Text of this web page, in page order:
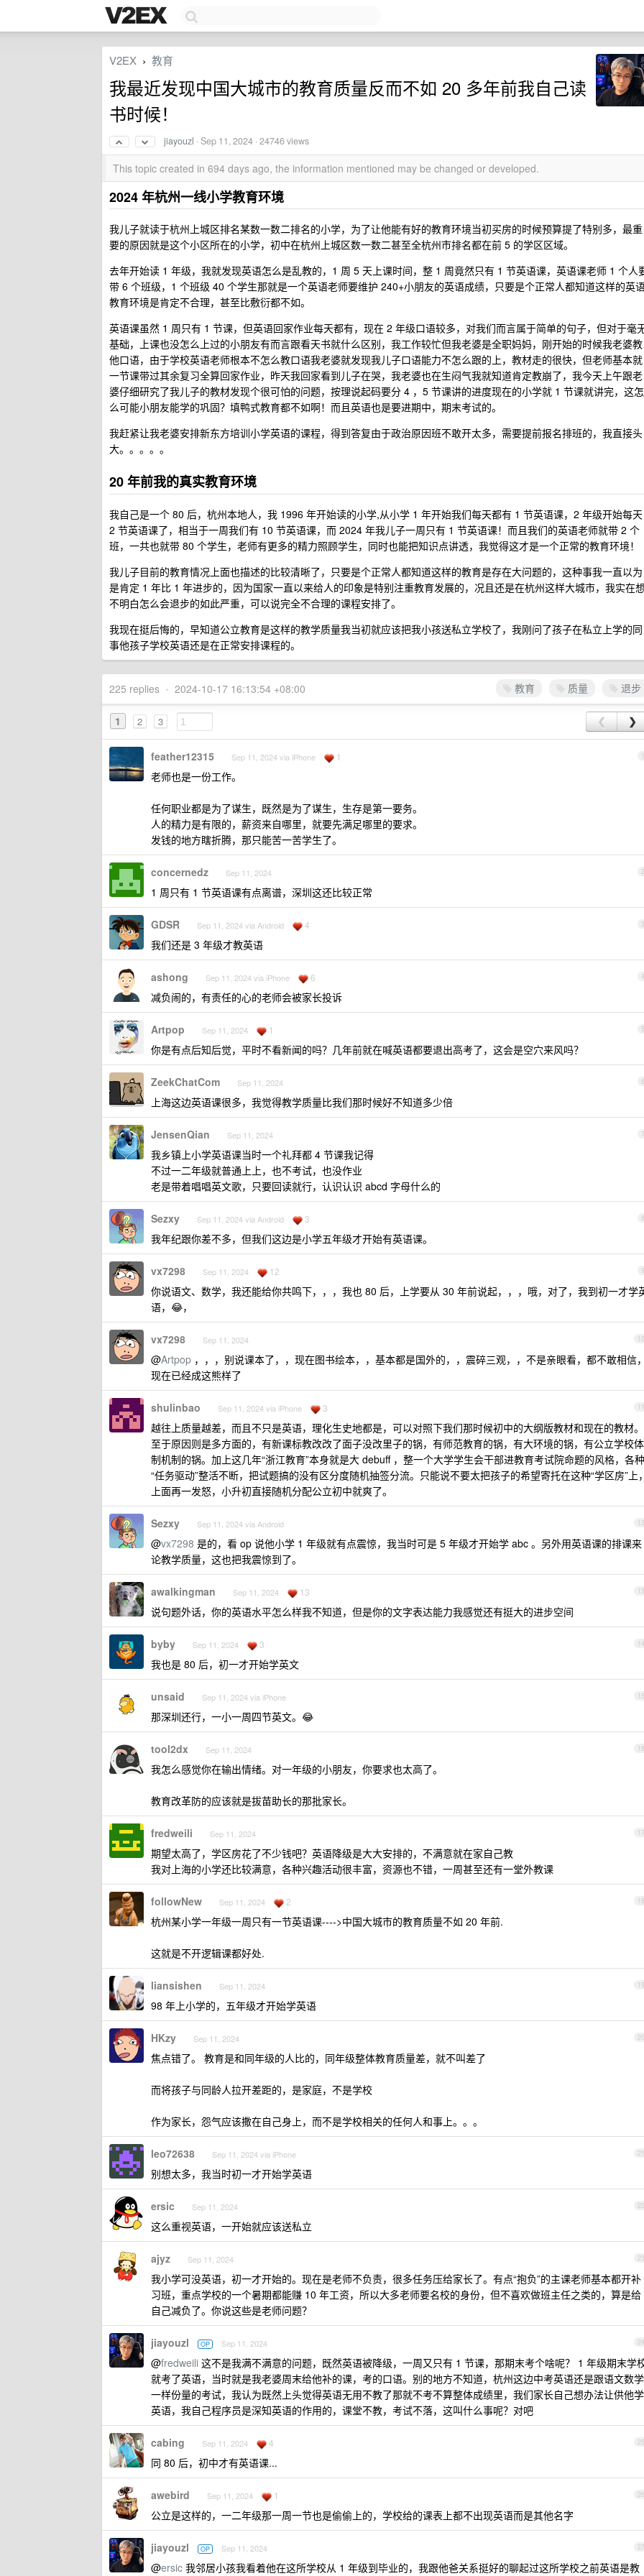
V2EX › 教育
我最近发现中国大城市的教育质量反而不如 20 多年前我自己读
书时候！
jiayouzl ·Sep 11, 2024 · 24746 views
This topic created in 694 days ago, the information mentioned may be changed or developed.
2024 年杭州一线小学教育环境
我儿子就读于杭州上城区排名某数一数二排名的小学，为了让他能有好的教育环境当初买房的时候预算提了特别多，最重
要的原因就是这个小区所在的小学，初中在杭州上城区数一数二甚至全杭州市排名都在前 5 的学区区域。
去年开始读 1 年级，我就发现英语怎么是乱教的，1 周 5 天上课时间，整 1 周竟然只有 1 节英语课，英语课老师 1 个人
带 6 个班级，1 个班级 40 个学生那就是一个英语老师要维护 240+小朋友的英语成绩，只要是个正常人都知道这样的英
教育环境是肯定不合理，甚至比敷衍都不如。
英语课虽然 1 周只有 1 节课，但英语回家作业每天都有，现在 2 年级口语较多，对我们而言属于简单的句子，但对于毫
基础，上课也没怎么上过的小朋友有而言跟看天书就什么区别，我工作较忙但我老婆是全职妈妈，刚开始的时候我老婆教
他口语，由于学校英语老师根本不怎么教口语我老婆就发现我儿子口语能力不怎么跟的上，教材走的很快，但老师基本就
一节课带过其余复习全算回家作业，昨天我回家看到儿子在哭，我老婆也在生闷气我就知道肯定教崩了，我今天上午跟老
婆仔细研究了我儿子的教材发现个很可怕的问题，按理说起码要分 4 ，5 节课讲的进度现在的小学就 1 节课就讲完，这怎
么可能小朋友能学的巩固？填鸭式教育都不如啊！而且英语也是要进期中，期末考试的。
我赶紧让我老婆安排新东方培训小学英语的课程，得到答复由于政治原因班不敢开太多，需要提前报名排班的，我直接头
大。。。。。
20 年前我的真实教育环境
我自己是一个 80 后，杭州本地人，我 1996 年开始读的小学,从小学 1 年开始我们每天都有 1 节英语课，2 年级开始每天
2 节英语课了，相当于一周我们有 10 节英语课，而 2024 年我儿子一周只有 1 节英语课！而且我们的英语老师就带 2 个
班，一共也就带 80 个学生，老师有更多的精力照顾学生，同时也能把知识点讲透，我觉得这才是一个正常的教育环境！
我儿子目前的教育情况上面也描述的比较清晰了，只要是个正常人都知道这样的教育是存在大问题的，这种事我一直以为
是肯定 1 年比 1 年进步的，因为国家一直以来给人的印象是特别注重教育发展的，况且还是在杭州这样大城市，我实在想
不明白怎么会退步的如此严重，可以说完全不合理的课程安排了。
我现在挺后悔的，早知道公立教育是这样的教学质量我当初就应该把我小孩送私立学校了，我刚问了孩子在私立上学的同
事他孩子学校英语还是在正常安排课程的。
教育 质量 退步
225 replies • 2024-10-17 16:13:54 +08:00
1 2 3 ❮ ❯
1
feather12315 Sep 11, 2024 via iPhone 1
老师也是一份工作。
任何职业都是为了谋生，既然是为了谋生，生存是第一要务。
人的精力是有限的，薪资来自哪里，就要先满足哪里的要求。
发钱的地方瞎折腾，那只能苦一苦学生了。
2
concernedz Sep 11, 2024
1 周只有 1 节英语课有点离谱，深圳这还比较正常
3
GDSR Sep 11, 2024 via Android 4
我们还是 3 年级才教英语
4
ashong Sep 11, 2024 via iPhone 6
减负闹的，有责任的心的老师会被家长投诉
5
Artpop Sep 11, 2024 1
你是有点后知后觉，平时不看新闻的吗？几年前就在喊英语都要退出高考了，这会是空穴来风吗？
6
ZeekChatCom Sep 11, 2024
上海这边英语课很多，我觉得教学质量比我们那时候好不知道多少倍
7
JensenQian Sep 11, 2024
我乡镇上小学英语课当时一个礼拜都 4 节课我记得
不过一二年级就普通上上，也不考试，也没作业
老是带着唱唱英文歌，只要回读就行，认识认识 abcd 字母什么的
8
Sezxy Sep 11, 2024 via Android 3
我年纪跟你差不多，但我们这边是小学五年级才开始有英语课。
9
vx7298 Sep 11, 2024 12
你说语文、数学，我还能给你共鸣下，，，我也 80 后，上学要从 30 年前说起，，，哦，对了，我到初一才学
语，😂，
10
vx7298 Sep 11, 2024
@Artpop ，，，别说课本了，，现在图书绘本，，基本都是国外的，，震碎三观，，不是亲眼看，都不敢相信，
现在已经成这熊样了
11
shulinbao Sep 11, 2024 via iPhone 3
越往上质量越差，而且不只是英语，理化生史地都是，可以对照下我们那时候初中的大纲版教材和现在的教材。
至于原因则是多方面的，有新课标教改改了面子没改里子的锅，有师范教育的锅，有大环境的锅，有公立学校体
制机制的锅。加上这几年“浙江教育”本身就是大 debuff ，整一个大学学生会干部进教育考试院命题的风格，各种
“任务驱动”整活不断，把试题搞的没有区分度随机抽签分流。只能说不要太把孩子的希望寄托在这种“学区房”上，
上面再一发怒，小升初直接随机分配公立初中就爽了。
12
Sezxy Sep 11, 2024 via Android
@vx7298 是的，看 op 说他小学 1 年级就有点震惊，我当时可是 5 年级才开始学 abc 。另外用英语课的排课来
论教学质量，这也把我震惊到了。
13
awalkingman Sep 11, 2024 13
说句题外话，你的英语水平怎么样我不知道，但是你的文字表达能力我感觉还有挺大的进步空间
14
byby Sep 11, 2024 3
我也是 80 后，初一才开始学英文
15
unsaid Sep 11, 2024 via iPhone
那深圳还行，一小一周四节英文。😂
16
tool2dx Sep 11, 2024
我怎么感觉你在输出情绪。对一年级的小朋友，你要求也太高了。
教育改革防的应该就是拔苗助长的那批家长。
17
fredweili Sep 11, 2024
期望太高了，学区房花了不少钱吧？英语降级是大大安排的，不满意就在家自己教
我对上海的小学还比较满意，各种兴趣活动很丰富，资源也不错，一周甚至还有一堂外教课
18
followNew Sep 11, 2024 2
杭州某小学一年级一周只有一节英语课---->中国大城市的教育质量不如 20 年前.
这就是不开逻辑课都好处.
19
liansishen Sep 11, 2024
98 年上小学的，五年级才开始学英语
20
HKzy Sep 11, 2024
焦点错了。 教育是和同年级的人比的，同年级整体教育质量差，就不叫差了
而将孩子与同龄人拉开差距的，是家庭，不是学校
作为家长，怨气应该撒在自己身上，而不是学校相关的任何人和事上。。。
21
leo72638 Sep 11, 2024 via iPhone
别想太多，我当时初一才开始学英语
22
ersic Sep 11, 2024
这么重视英语，一开始就应该送私立
23
ajyz Sep 11, 2024
我小学可没英语，初一才开始的。现在是老师不负责，很多任务压给家长了。有点“抱负”的主课老师基本都开补
习班，重点学校的一个暑期都能赚 10 年工资，所以大多老师要名校的身份，但不喜欢做班主任之类的，算是给
自己减负了。你说这些是老师问题？
24
jiayouzl OP Sep 11, 2024
@fredweili 这不是我满不满意的问题，既然英语被降级，一周又只有 1 节课，那期末考个啥呢？ 1 年级期末学
就考了英语，当时就是我老婆周末给他补的课，考的口语。别的地方不知道，杭州这边中考英语还是跟语文数学
一样份量的考试，我认为既然上头觉得英语无用不教了那就不考不算整体成绩里，我们家长自己想办法让供他学
英语，我自己程序员是深知英语的作用的，课堂不教，考试不落，这叫什么事呢？对吧
25
cabing Sep 11, 2024 4
同 80 后，初中才有英语课...
26
awebird Sep 11, 2024 1
公立是这样的，一二年级那一周一节也是偷偷上的，学校给的课表上都不出现英语而是其他名字
27
jiayouzl OP Sep 11, 2024
@ersic 我邻居小孩我看着他在这所学校从 1 年级到毕业的，我跟他爸关系挺好的聊起过这所学校之前英语是教